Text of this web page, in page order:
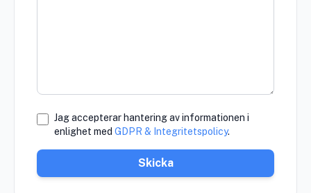
Jag accepterar hantering av informationen i
enlighet med GDPR & Integritetspolicy.
Skicka